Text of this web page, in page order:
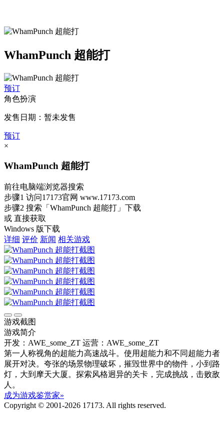
WhamPunch 超能打
预订
角色扮演
发售日期：暂未发售
预订
×
WhamPunch 超能打
前往电脑端浏览器搜索
步骤1 访问17173官网 www.17173.com
步骤2 搜索 「WhamPunch 超能打」 下载
或 直接获取
Windows 版下载
详细 评价 新闻 相关游戏
游戏截图
游戏简介
开发：AWE_some_ZT 运营：AWE_some_ZT
第一人称视角的超能力高速战斗。使用超能力和不同超能力者
展开对决。夸张的场景物理破坏，摧毁世界中的物件，小到路
灯，大到摩天大厦。探索风格迥异的关卡，完成挑战，击败敌
人。
成为游戏鉴赏家»
Copyright © 2001-2026 17173. All rights reserved.